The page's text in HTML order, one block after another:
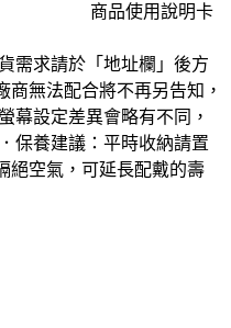
品使用說明卡
需求請於「地址欄」後方
無法配合將不再另告知，
幕設定差異會略有不同，
保養建議：平時收納請置
絕空氣，可延長配戴的壽